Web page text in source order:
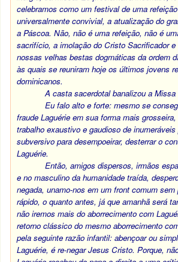
celebramos como um festival de uma
universalmente convivial, a atualização do
a Páscoa. Não, não é uma refeição, não é
sacrifício, a imolação do Cristo Sacrificador
nossas velhas bestas dogmáticas da ordem
às quais se reuniram hoje os últimos jovens
dominicanos.
A casta sacerdotal banalizou a Missa
Eu falo alto e forte: mesmo se
fraude Laguérie em sua forma mais
trabalho exaustivo e gaudioso de
subversivo para desempoeirar, desterrar o
Laguérie.
Então, amigos dispersos, irmãos
e no masculino da humanidade traída,
negada, unamo-nos em um front comum
rápido, o quanto antes, já que amanhã será
não iremos mais do aborrecimento com
retorno clássico do mesmo aborrecimento
pela seguinte razão infantil: abençoar ou
Laguérie, é re-negar Jesus Cristo. Porque,